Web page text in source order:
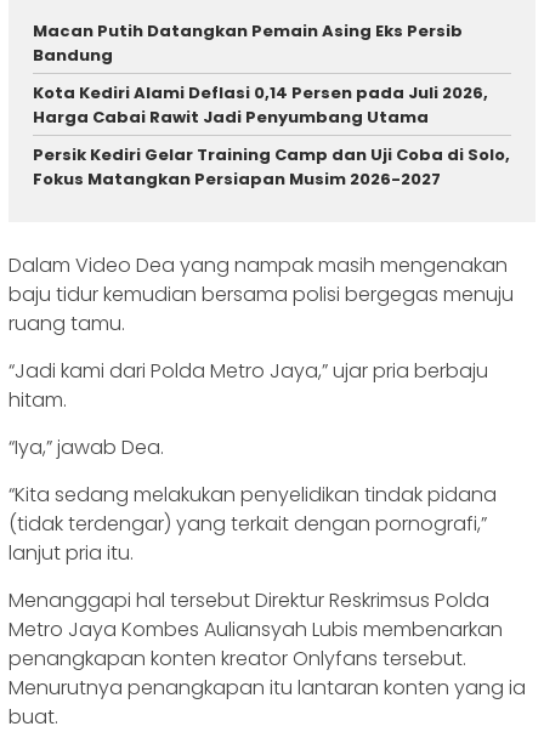
Macan Putih Datangkan Pemain Asing Eks Persib
Bandung
Kota Kediri Alami Deflasi 0,14 Persen pada Juli 2026,
Harga Cabai Rawit Jadi Penyumbang Utama
Persik Kediri Gelar Training Camp dan Uji Coba di Solo,
Fokus Matangkan Persiapan Musim 2026-2027
Dalam Video Dea yang nampak masih mengenakan
baju tidur kemudian bersama polisi bergegas menuju
ruang tamu.
“Jadi kami dari Polda Metro Jaya,” ujar pria berbaju
hitam.
“Iya,” jawab Dea.
“Kita sedang melakukan penyelidikan tindak pidana
(tidak terdengar) yang terkait dengan pornografi,”
lanjut pria itu.
Menanggapi hal tersebut Direktur Reskrimsus Polda
Metro Jaya Kombes Auliansyah Lubis membenarkan
penangkapan konten kreator Onlyfans tersebut.
Menurutnya penangkapan itu lantaran konten yang ia
buat.